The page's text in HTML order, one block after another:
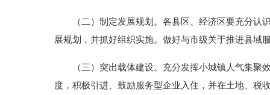
（二）制定发展规划。各县区、经济区要充分认识
展规划，并抓好组织实施。做好与市级关于推进县域
（三）突出载体建设。充分发挥小城镇人气集聚效
度，积极引进、鼓励服务型企业入住，并在土地、税